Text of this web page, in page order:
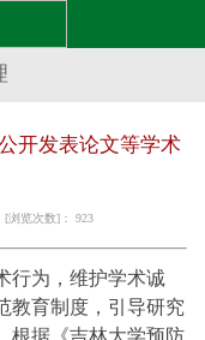
开发表论文等学术
[浏览次数]： 923
行为，维护学术诚
教育制度，引导研究
根据《吉林大学预防